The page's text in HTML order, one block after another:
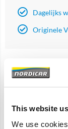
This website
We use
Dagelijks
Originele
Lengte = 108